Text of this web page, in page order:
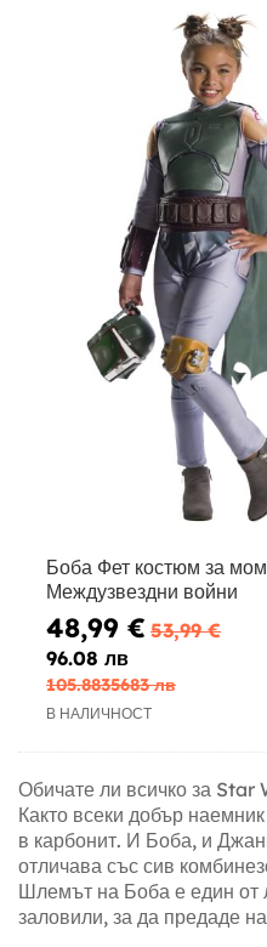
Боба Фет костюм за
Междузвездни войни
48,99 € 53,99 €
96.08 лв
105.8835683 лв
В НАЛИЧНОСТ
Обичате ли всичко за Star
Както всеки добър
в карбонит. И Боба, и
отличава със сив
Шлемът на Боба е един от
заловили, за да предаде